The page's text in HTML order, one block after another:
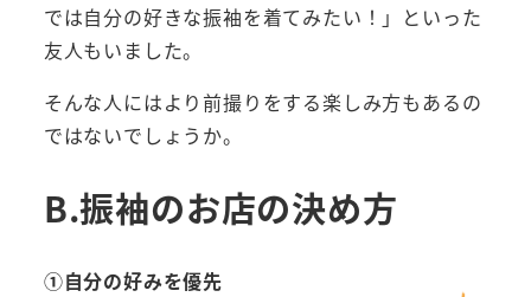
では自分の好きな振袖を着てみたい！」といった
友人もいました。
そんな人にはより前撮りをする楽しみ方もあるの
ではないでしょうか。
B.振袖のお店の決め方
①自分の好みを優先